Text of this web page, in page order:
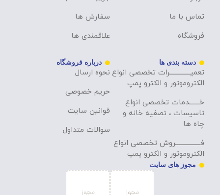
تماس با ما
فروشگاه
سفارش ها
علاقمندی ها
دسته بندی ها
تعمیــــــــــــــرات تخصصی انواع
الکتروموتور و الکترو پمپ
خـــــــدمات تخصصی انواع
تاسیسات ، تصفیه خانه و
چاه ها
فـــــــــــــــــروش تخصصی انواع
الکتروموتور و الکترو پمپ
درباره فروشگاه
نحوه ارسال
حریم خصوصی
قوانین سایت
سوالات متداول
مجوز های سایت